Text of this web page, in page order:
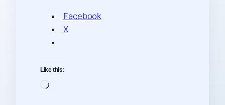
Facebook
X
Like this:
Loading…